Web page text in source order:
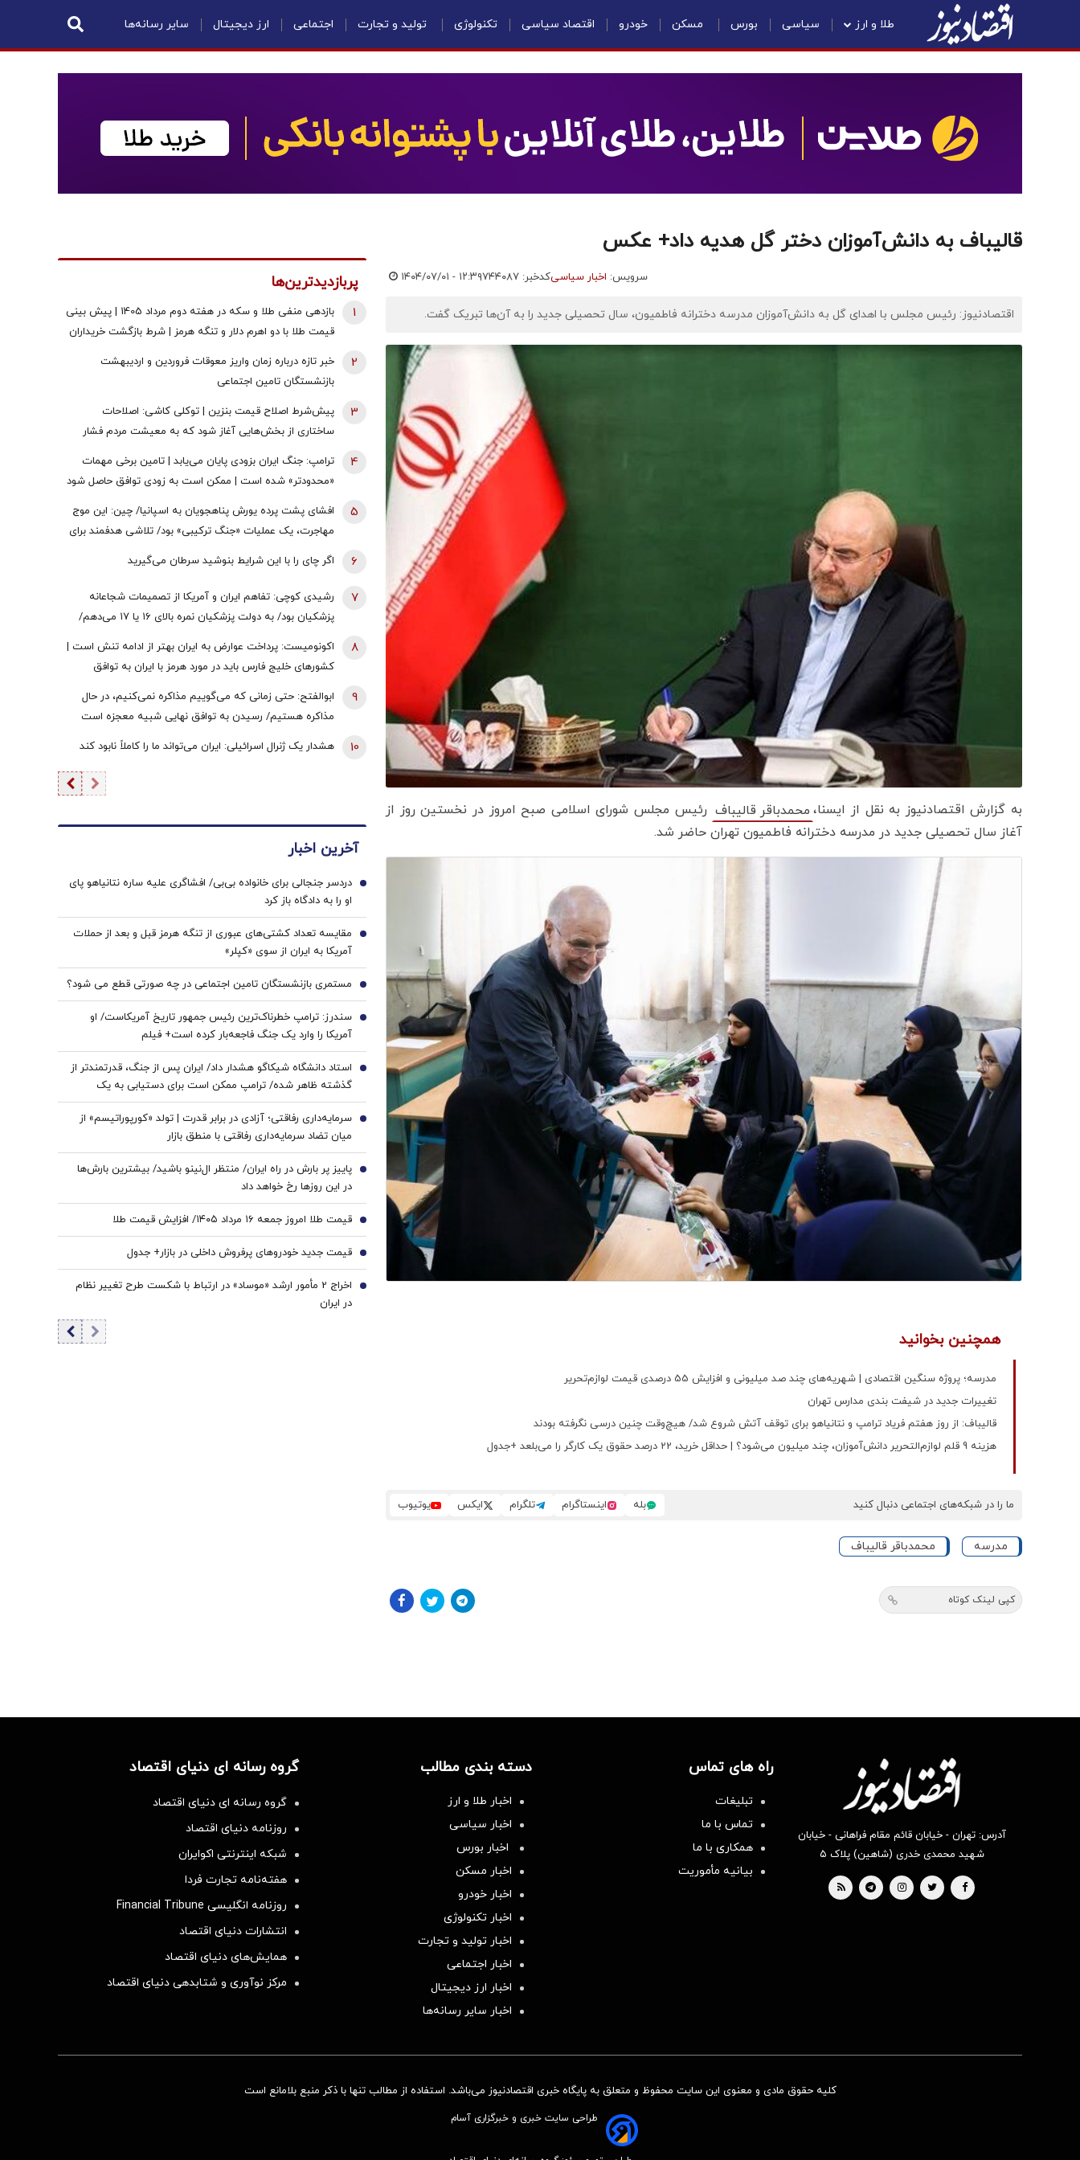
طلا و ارز سیاسی بورس مسکن خودرو اقتصاد سیاسی تکنولوژی تولید و تجارت اجتماعی ارز دیجیتال سایر رسانه‌ها
قالیباف به دانش‌آموزان دختر گل هدیه داد+ عکس
سرویس: اخبار سیاسیکدخبر: ۷۴۴۰۸۷ ۱۴۰۴/۰۷/۰۱ - ۱۲:۳۹
اقتصادنیوز: رئیس مجلس با اهدای گل به دانش‌آموزان مدرسه دخترانه فاطمیون، سال تحصیلی جدید را به آن‌ها تبریک گفت.
به گزارش اقتصادنیوز به نقل از ایسنا، محمدباقر قالیباف رئیس مجلس شورای اسلامی صبح امروز در نخستین روز از
آغاز سال تحصیلی جدید در مدرسه دخترانه فاطمیون تهران حاضر شد.
همچنین بخوانید
مدرسه؛ پروژه‌ سنگین اقتصادی | شهریه‌های چند صد میلیونی و افزایش 55 درصدی قیمت لوازم‌تحریر
تغییرات جدید در شیفت بندی مدارس تهران
قالیباف: از روز هفتم فریاد ترامپ و نتانیاهو برای توقف آتش شروع شد/ هیچ‌وقت چنین درسی نگرفته بودند
هزینه 9 قلم لوازم‌التحریر دانش‌آموزان، چند میلیون می‌شود؟ | حداقل خرید، 22 درصد حقوق یک کارگر را می‌بلعد +جدول
ما را در شبکه‌های اجتماعی دنبال کنید بله اینستاگرام تلگرام ایکس یوتیوب
مدرسه محمدباقر قاليباف
کپی لینک کوتاه
پربازدیدترین‌ها
بازدهی منفی طلا و سکه در هفته دوم مرداد 1405 | پیش بینی
قیمت طلا با دو اهرم دلار و تنگه هرمز | شرط بازگشت خریداران
1
خبر تازه درباره زمان واریز معوقات فروردین و اردیبهشت
بازنشستگان تامین اجتماعی
2
پیش‌شرط اصلاح قیمت بنزین | توکلی کاشی: اصلاحات
ساختاری از بخش‌هایی آغاز شود که به معیشت مردم فشار
3
ترامپ: جنگ ایران بزودی پایان می‌یابد | تامین برخی مهمات
«محدودتر» شده است | ممکن است به زودی توافق حاصل شود
4
افشای پشت پرده یورش پناهجویان به اسپانیا/ چین: این موج
مهاجرت، یک عملیات «جنگ ترکیبی» بود/ تلاشی هدفمند برای
اعمال فشار بر دولت «پدرو سانچز»
5
اگر چای را با این شرایط بنوشید سرطان می‌گیرید 6
رشیدی کوچی: تفاهم ایران و آمریکا از تصمیمات شجاعانه
پزشکیان بود/ به دولت پزشکیان نمره بالای ۱۶ یا ۱۷ می‌دهم/
مشکلات بزرگی روبه‌رو می‌شد/ اگر جلیلی رئیس‌جمهور
می‌شد...
7
اکونومیست: پرداخت عوارض به ایران بهتر از ادامه تنش است |
کشورهای خلیج فارس باید در مورد هرمز با ایران به توافق
برسند | اعراب در مخمصهِ ترامپ گرفتار شده‌اند
8
ابوالفتح: حتی زمانی که می‌گوییم مذاکره نمی‌کنیم، در حال
مذاکره هستیم/ رسیدن به توافق نهایی شبیه معجزه است
9
هشدار یک ژنرال اسرائیلی: ایران می‌تواند ما را کاملاً نابود کند 10
آخرین اخبار
دردسر جنجالی برای خانواده بی‌بی/ افشاگری علیه ساره نتانیاهو پای
او را به دادگاه باز کرد
1
مقایسه تعداد کشتی‌های عبوری از تنگه هرمز قبل و بعد از حملات
آمریکا به ایران از سوی «کپلر»
2
مستمری بازنشستگان تامین اجتماعی در چه صورتی قطع می شود؟ 3
سندرز: ترامپ خطرناک‌ترین رئیس جمهور تاریخ آمریکاست/ او
آمریکا را وارد یک جنگ فاجعه‌بار کرده است+ فیلم
4
استاد دانشگاه شیکاگو هشدار داد/ ایران پس از جنگ، قدرتمندتر از
گذشته ظاهر شده/ ترامپ ممکن است برای دستیابی به یک
پیروزی نمادین پیش از انتخابات میان‌دوره‌ای کنگره، به عملیات
زمینی روی بیاورد
5
سرمایه‌داری رفاقتی؛ آزادی در برابر قدرت | تولد «کورپوراتیسم» از
میان تضاد سرمایه‌داری رفاقتی با منطق بازار
6
پاییز پر بارش در راه ایران/ منتظر ال‌نینو باشید/ بیشترین بارش‌ها
در این روزها رخ خواهد داد
7
قیمت طلا امروز جمعه ۱۶ مرداد ۱۴۰۵/ افزایش قیمت طلا 8
قیمت جدید خودروهای پرفروش داخلی در بازار+ جدول 9
اخراج 2 مأمور ارشد «موساد» در ارتباط با شکست طرح تغییر نظام
در ایران
10
آدرس: تهران - خیابان قائم مقام فراهانی - خیابان
شهید محمدی خدری (شاهین) پلاک ۵
راه های تماس
تبلیغات
تماس با ما
همکاری با ما
بیانیه مأموریت
دسته بندی مطالب
اخبار طلا و ارز
اخبار سیاسی
اخبار بورس
اخبار مسکن
اخبار خودرو
اخبار تکنولوژی
اخبار تولید و تجارت
اخبار اجتماعی
اخبار ارز دیجیتال
اخبار سایر رسانه‌‌ها
گروه رسانه ای دنیای اقتصاد
گروه رسانه ای دنیای اقتصاد
روزنامه دنیای اقتصاد
شبکه اینترنتی اکوایران
هفته‌نامه تجارت فردا
روزنامه انگلیسی Financial Tribune
انتشارات دنیای اقتصاد
همایش‌های دنیای اقتصاد
مرکز نوآوری و شتابدهی دنیای اقتصاد
کلیه حقوق مادی و معنوی این سایت محفوظ و متعلق به پایگاه خبری اقتصادنیوز می‌باشد. استفاده از مطالب تنها با ذکر منبع بلامانع است
طراحی سایت خبری و خبرگزاری آسام